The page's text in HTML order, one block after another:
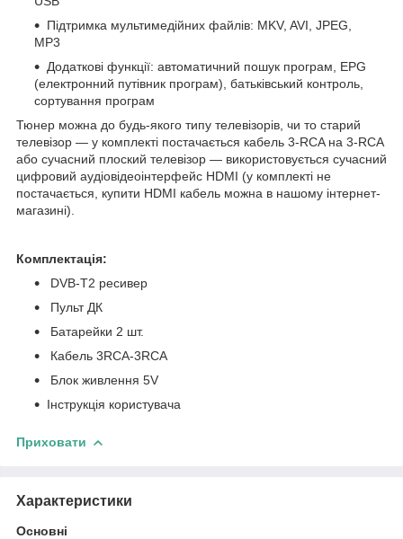
Підтримка мультимедійних файлів: MKV, AVI, JPEG,
MP3
Додаткові функції: автоматичний пошук програм, EPG
(електронний путівник програм), батьківський контроль,
сортування програм
Тюнер можна до будь-якого типу телевізорів, чи то старий
телевізор — у комплекті постачається кабель 3-RCA на 3-RCA
або сучасний плоский телевізор — використовується сучасний
цифровий аудіовідеоінтерфейс HDMI (у комплекті не
постачається, купити HDMI кабель можна в нашому інтернет-
магазині).
Комплектація:
DVB-T2 ресивер
Пульт ДК
Батарейки 2 шт.
Кабель 3RCA-3RCA
Блок живлення 5V
Інструкція користувача
Приховати
Характеристики
Основні